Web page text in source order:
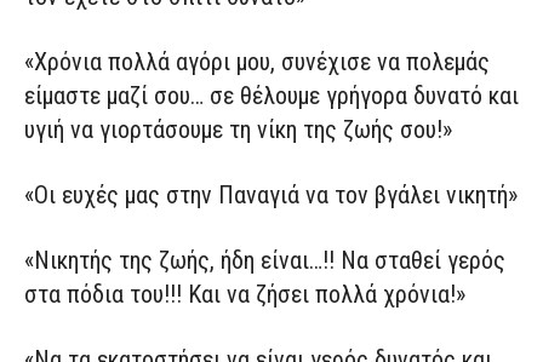
«Χρόνια πολλά αγόρι μου, συνέχισε να πολεμάς
είμαστε μαζί σου… σε θέλουμε γρήγορα δυνατό και
υγιή να γιορτάσουμε τη νίκη της ζωής σου!»
«Οι ευχές μας στην Παναγιά να τον βγάλει νικητή»
«Νικητής της ζωής, ήδη είναι…!! Να σταθεί γερός
στα πόδια του!!! Και να ζήσει πολλά χρόνια!»